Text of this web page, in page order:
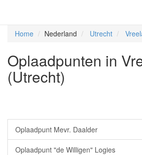
Home Nederland Utrecht
Oplaadpunten in
(Utrecht)
Oplaadpunt Mevr. Daalder
Oplaadpunt "de Willigen" Logies